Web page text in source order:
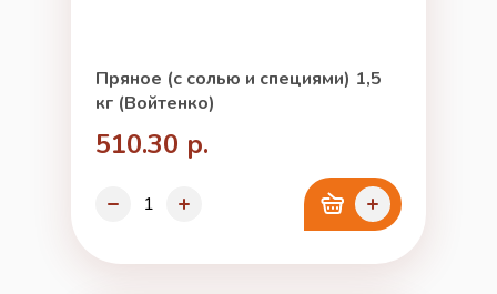
Пряное (с солью и специями) 1,5
кг (Войтенко)
510.30 р.